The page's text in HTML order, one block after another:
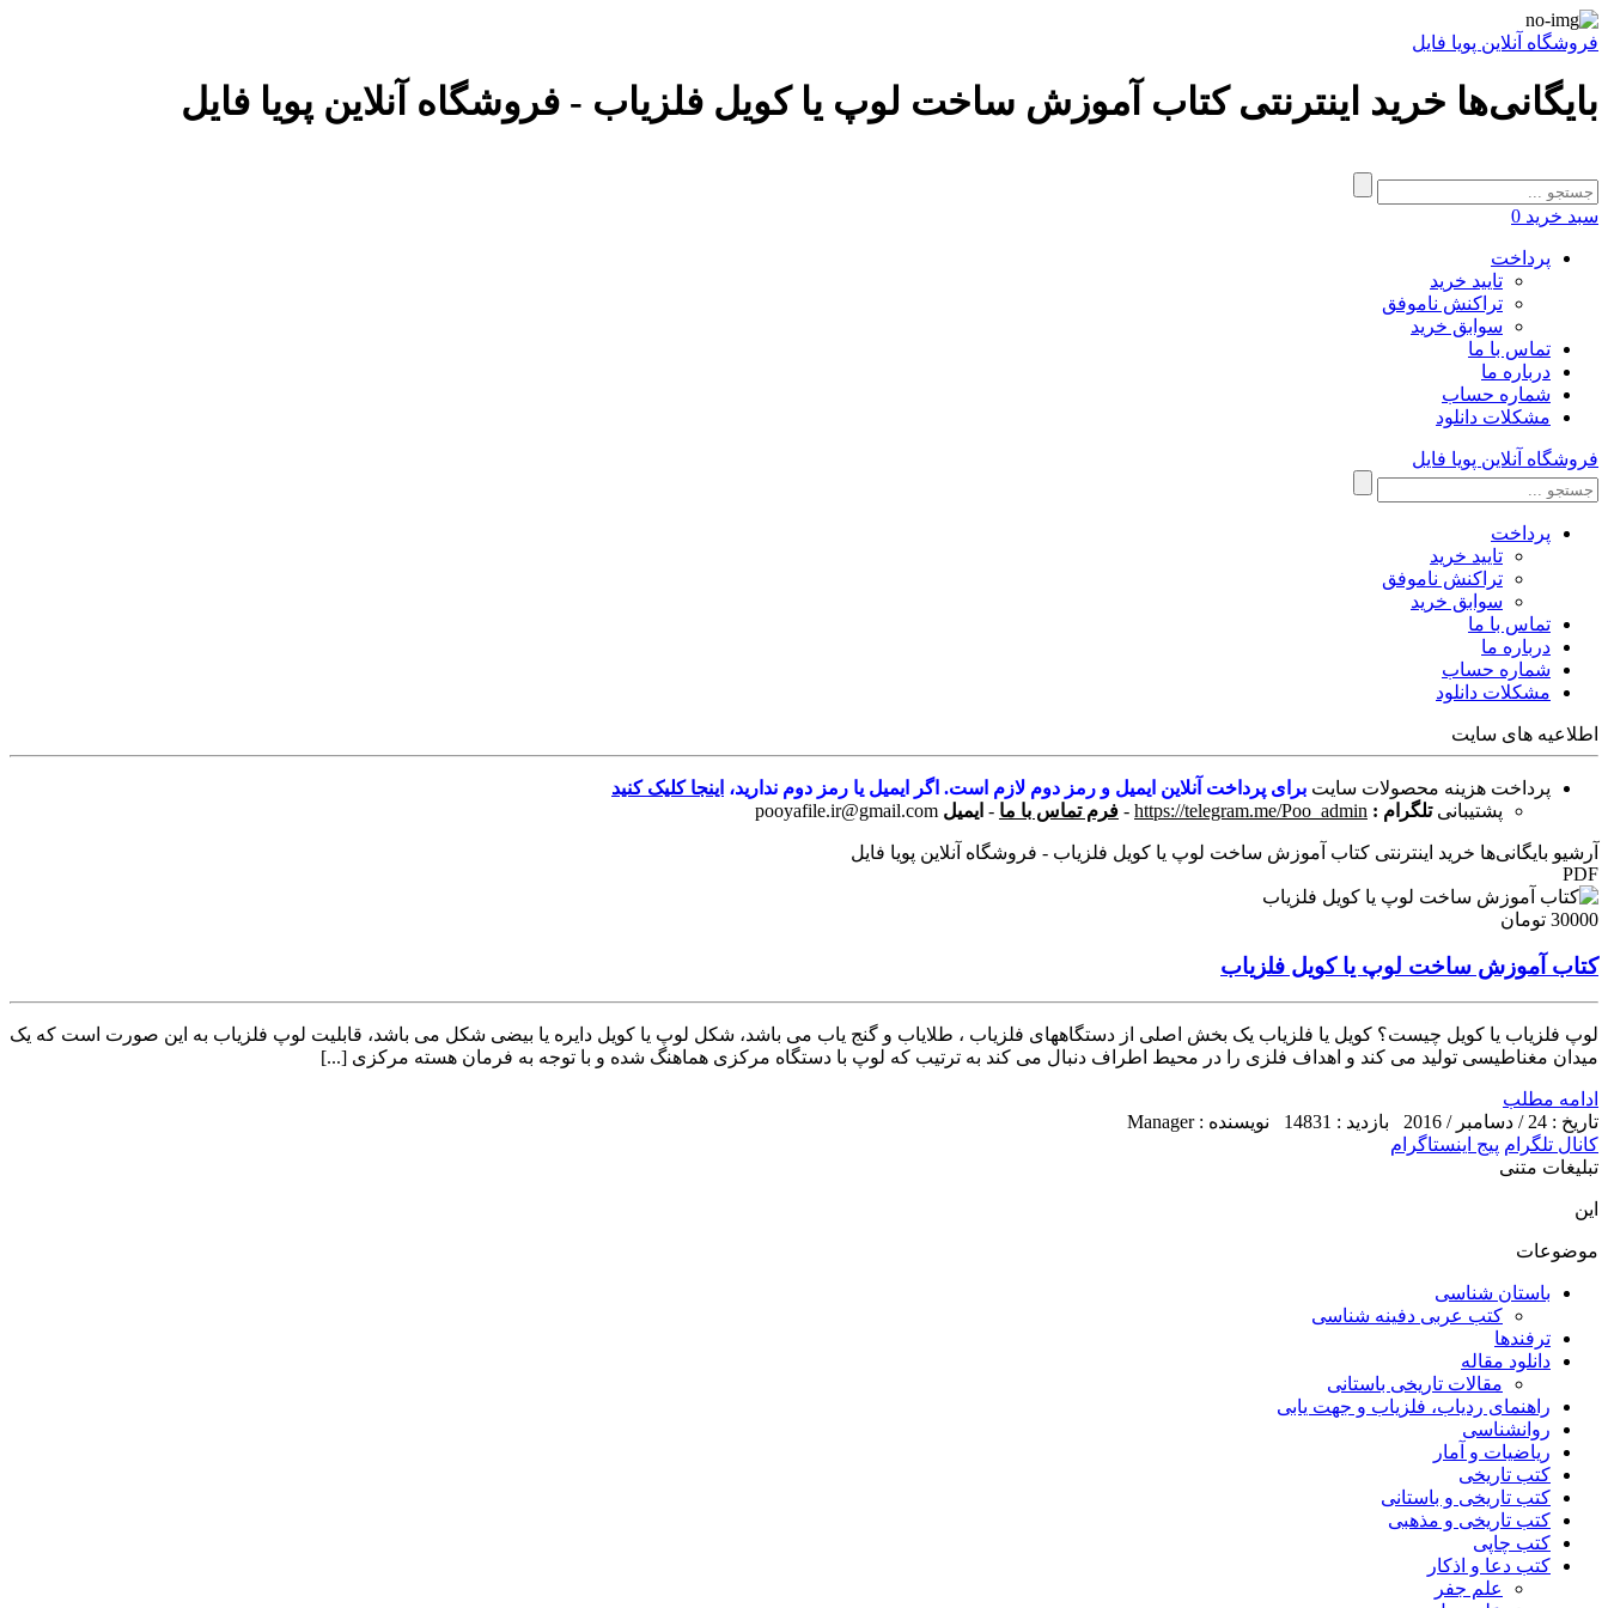
فروشگاه آنلاین پویا فایل
بایگانی‌ها خرید اینترنتی کتاب آموزش ساخت لوپ یا کویل فلزیاب - فروشگاه آنلاین پویا فایل
سبد خرید 0
پرداخت
تایید خرید
تراکنش ناموفق
سوابق خرید
تماس با ما
درباره ما
شماره حساب
مشکلات دانلود
فروشگاه آنلاین پویا فایل
پرداخت
تایید خرید
تراکنش ناموفق
سوابق خرید
تماس با ما
درباره ما
شماره حساب
مشکلات دانلود
اطلاعیه های سایت
پرداخت هزینه محصولات سایت برای پرداخت آنلاین ایمیل و رمز دوم لازم است. اگر ایمیل یا رمز دوم ندارید، اینجا کلیک کنید
پشتیبانی تلگرام : https://telegram.me/Poo_admin
- فرم تماس با ما - ایمیل pooyafile.ir@gmail.com
آرشیو بایگانی‌ها خرید اینترنتی کتاب آموزش ساخت لوپ یا کویل فلزیاب - فروشگاه آنلاین پویا فایل
PDF
30000 تومان
کتاب آموزش ساخت لوپ یا کویل فلزیاب
لوپ فلزیاب یا کویل چیست؟ کویل یا فلزیاب یک بخش اصلی از دستگاههای فلزیاب ، طلایاب و گنج یاب می باشد، شکل لوپ یا کویل دایره یا بیضی شکل می باشد، قابلیت لوپ فلزیاب به این صورت است که یک
میدان مغناطیسی تولید می کند و اهداف فلزی را در محیط اطراف دنبال می کند به ترتیب که لوپ با دستگاه مرکزی هماهنگ شده و با توجه به فرمان هسته مرکزی [...]
ادامه مطلب
تاریخ : 24 / دسامبر / 2016
بازدید : 14831
نویسنده : Manager
کانال تلگرام پیج اینستاگرام
تبلیغات متنی
این
موضوعات
باستان شناسی
کتب عربی دفینه شناسی
ترفندها
دانلود مقاله
مقالات تاریخی باستانی
راهنمای ردیاب، فلزیاب و جهت یابی
روانشناسی
ریاضیات و آمار
کتب تاریخی
کتب تاریخی و باستانی
کتب تاریخی و مذهبی
کتب چاپی
کتب دعا و اذکار
علم جفر